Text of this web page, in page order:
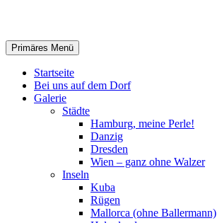
Suchen
Primäres Menü
Startseite
Bei uns auf dem Dorf
Galerie
Städte
Hamburg, meine Perle!
Danzig
Dresden
Wien – ganz ohne Walzer
Inseln
Kuba
Rügen
Mallorca (ohne Ballermann)